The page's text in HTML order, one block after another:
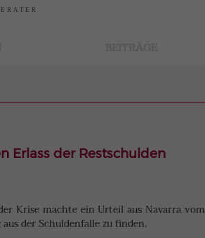
Erlass der Restschulden
Krise machte ein Urteil aus Navarra vom
der Schuldenfalle zu finden.